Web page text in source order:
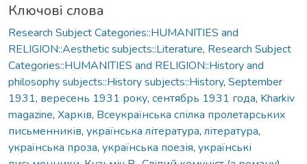
Ключові слова
Research Subject Categories::HUMANITIES and
RELIGION::Aesthetic subjects::Literature, Research Subject
Categories::HUMANITIES and RELIGION::History and
philosophy subjects::History subjects::History, September
1931, вересень 1931 року, сентябрь 1931 года, Kharkiv
magazine, Харків, Всеукраїнська спілка пролетарських
письменників, українська література, література,
українська проза, українська поезія, українські